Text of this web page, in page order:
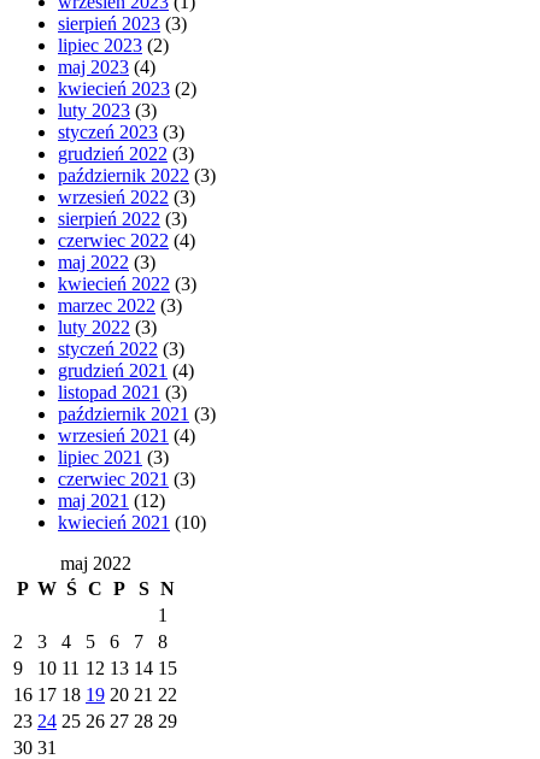
sierpień 2023 (3)
lipiec 2023 (2)
maj 2023 (4)
kwiecień 2023 (2)
luty 2023 (3)
styczeń 2023 (3)
grudzień 2022 (3)
październik 2022 (3)
wrzesień 2022 (3)
sierpień 2022 (3)
czerwiec 2022 (4)
maj 2022 (3)
kwiecień 2022 (3)
marzec 2022 (3)
luty 2022 (3)
styczeń 2022 (3)
grudzień 2021 (4)
listopad 2021 (3)
październik 2021 (3)
wrzesień 2021 (4)
lipiec 2021 (3)
czerwiec 2021 (3)
maj 2021 (12)
kwiecień 2021 (10)
maj 2022
P W Ś C P S N
1
2
3 4 5 6 7
8
9
10 11 12 13 14 15
16 17 18 19 20 21 22
23 24 25 26 27 28 29
30 31